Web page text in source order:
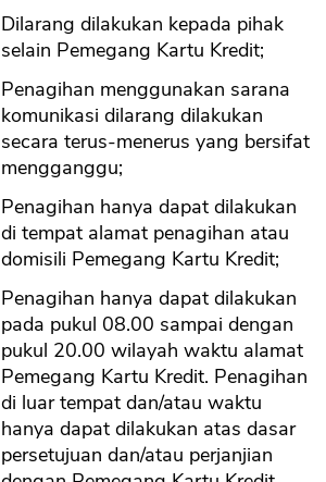
Dilarang dilakukan kepada pihak
selain Pemegang Kartu Kredit;
Penagihan menggunakan sarana
komunikasi dilarang dilakukan
secara terus-menerus yang bersifat
mengganggu;
Penagihan hanya dapat dilakukan
di tempat alamat penagihan atau
domisili Pemegang Kartu Kredit;
Penagihan hanya dapat dilakukan
pada pukul 08.00 sampai dengan
pukul 20.00 wilayah waktu alamat
Pemegang Kartu Kredit. Penagihan
di luar tempat dan/atau waktu
hanya dapat dilakukan atas dasar
persetujuan dan/atau perjanjian